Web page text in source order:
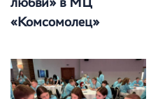
«Комсомолец»